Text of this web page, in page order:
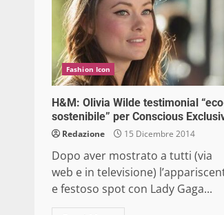
Fashion Icon
H&M: Olivia Wilde testimonial
sostenibile” per Conscious
Redazione 15 Dicembre 2014
Dopo aver mostrato a tutti (via
web e in televisione)
e festoso spot con Lady Gaga...